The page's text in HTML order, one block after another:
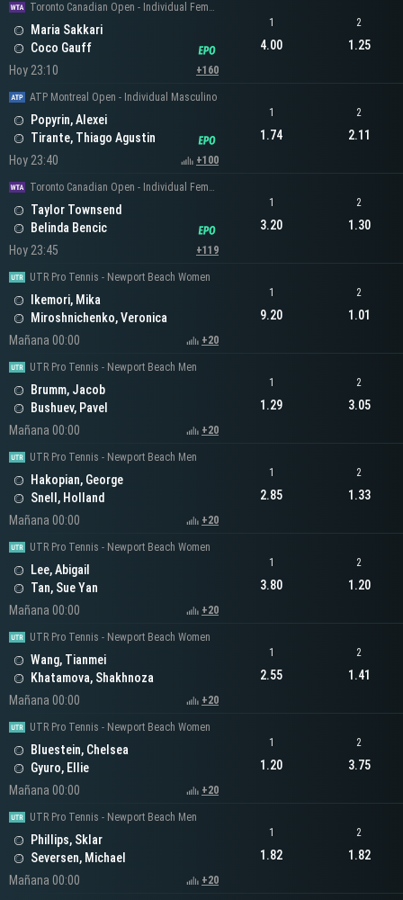
Toronto Canadian Open - Individual Femenino
Maria Sakkari
Coco Gauff
Hoy 23:10
+160
1
4.00
2
1.25
ATP Montreal Open - Individual Masculino
Popyrin, Alexei
Tirante, Thiago Agustin
Hoy 23:40
+100
1
1.74
2
2.11
Toronto Canadian Open - Individual Femenino
Taylor Townsend
Belinda Bencic
Hoy 23:45
+119
1
3.20
2
1.30
UTR Pro Tennis - Newport Beach Women
Ikemori, Mika
Miroshnichenko, Veronica
Mañana 00:00
+20
1
9.20
2
1.01
UTR Pro Tennis - Newport Beach Men
Brumm, Jacob
Bushuev, Pavel
Mañana 00:00
+20
1
1.29
2
3.05
UTR Pro Tennis - Newport Beach Men
Hakopian, George
Snell, Holland
Mañana 00:00
+20
1
2.85
2
1.33
UTR Pro Tennis - Newport Beach Women
Lee, Abigail
Tan, Sue Yan
Mañana 00:00
+20
1
3.80
2
1.20
UTR Pro Tennis - Newport Beach Women
Wang, Tianmei
Khatamova, Shakhnoza
Mañana 00:00
+20
1
2.55
2
1.41
UTR Pro Tennis - Newport Beach Women
Bluestein, Chelsea
Gyuro, Ellie
Mañana 00:00
+20
1
1.20
2
3.75
UTR Pro Tennis - Newport Beach Men
Phillips, Sklar
Seversen, Michael
Mañana 00:00
+20
1
1.82
2
1.82